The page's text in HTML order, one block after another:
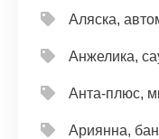
Аляска,
Анжелика,
Анта-плюс,
Ариянна,